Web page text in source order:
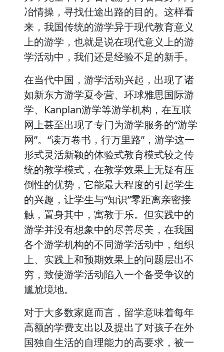
冶情操，寻找仕途出路的目的。这样看
来，我国传统的游学异于现代教育意义
上的游学，也就是说在现代意义上的游
学活动中，我们还是经验不足的新手。
在当代中国，游学活动兴起，出现了诸
如新东方游学夏令营、环球雅思国际游
学、Kanplan游学等游学机构，在互联
网上甚至出现了专门为游学服务的“游学
网”。“读万卷书，行万里路”，游学这一
形式灵活新颖的体验式教育模式较之传
统的教学模式，在教学效果上无疑有压
倒性的优势，它能最大程度的引起学生
的兴趣，让学生与“知识”零距离亲密接
触，置身其中，寓教于乐。但实践中的
游学并没有想象中的尽善尽美，在我国
各个游学机构的不同游学活动中，组织
上、实践上和预期效果上的问题层出不
穷，致使游学活动陷入一个备受争议的
尴尬境地。
对于大多数家庭而言，留学意味着每年
高额的学费支出以及提出了对孩子在外
国独自生活的自理能力的高要求，被一